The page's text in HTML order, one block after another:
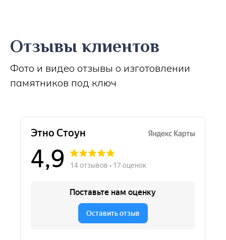
Отзывы клиентов
Фото и видео отзывы о изготовлении
памятников под ключ